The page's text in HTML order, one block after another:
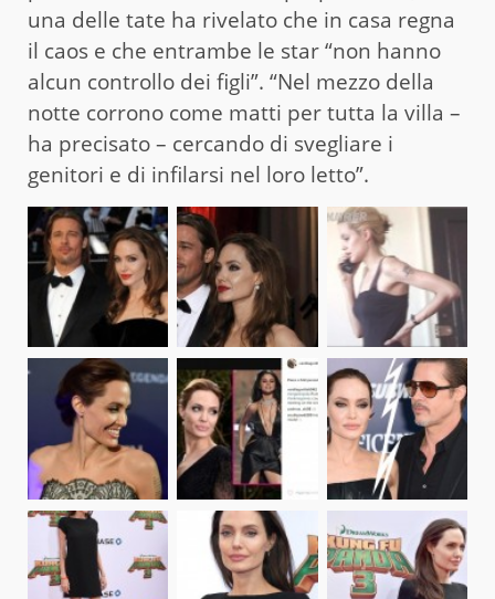
una delle tate ha rivelato che in casa regna
il caos e che entrambe le star “non hanno
alcun controllo dei figli”. “Nel mezzo della
notte corrono come matti per tutta la villa –
ha precisato – cercando di svegliare i
genitori e di infilarsi nel loro letto”.